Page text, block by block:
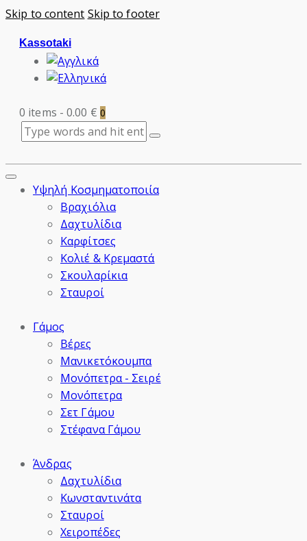
Skip to content Skip to footer
Kassotaki
0 items - 0.00 € 0
Υψηλή Κοσμηματοποιία
Βραχιόλια
Δαχτυλίδια
Καρφίτσες
Κολιέ & Κρεμαστά
Σκουλαρίκια
Σταυροί
Γάμος
Βέρες
Μανικετόκουμπα
Μονόπετρα - Σειρέ
Μονόπετρα
Σετ Γάμου
Στέφανα Γάμου
Άνδρας
Δαχτυλίδια
Κωνσταντινάτα
Σταυροί
Χειροπέδες